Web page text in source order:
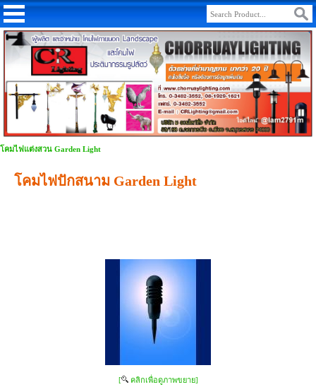
โคมไฟแต่งสวน Garden Light
โคมไฟปักสนาม Garden Light
[ คลิกเพื่อดูภาพขยาย]